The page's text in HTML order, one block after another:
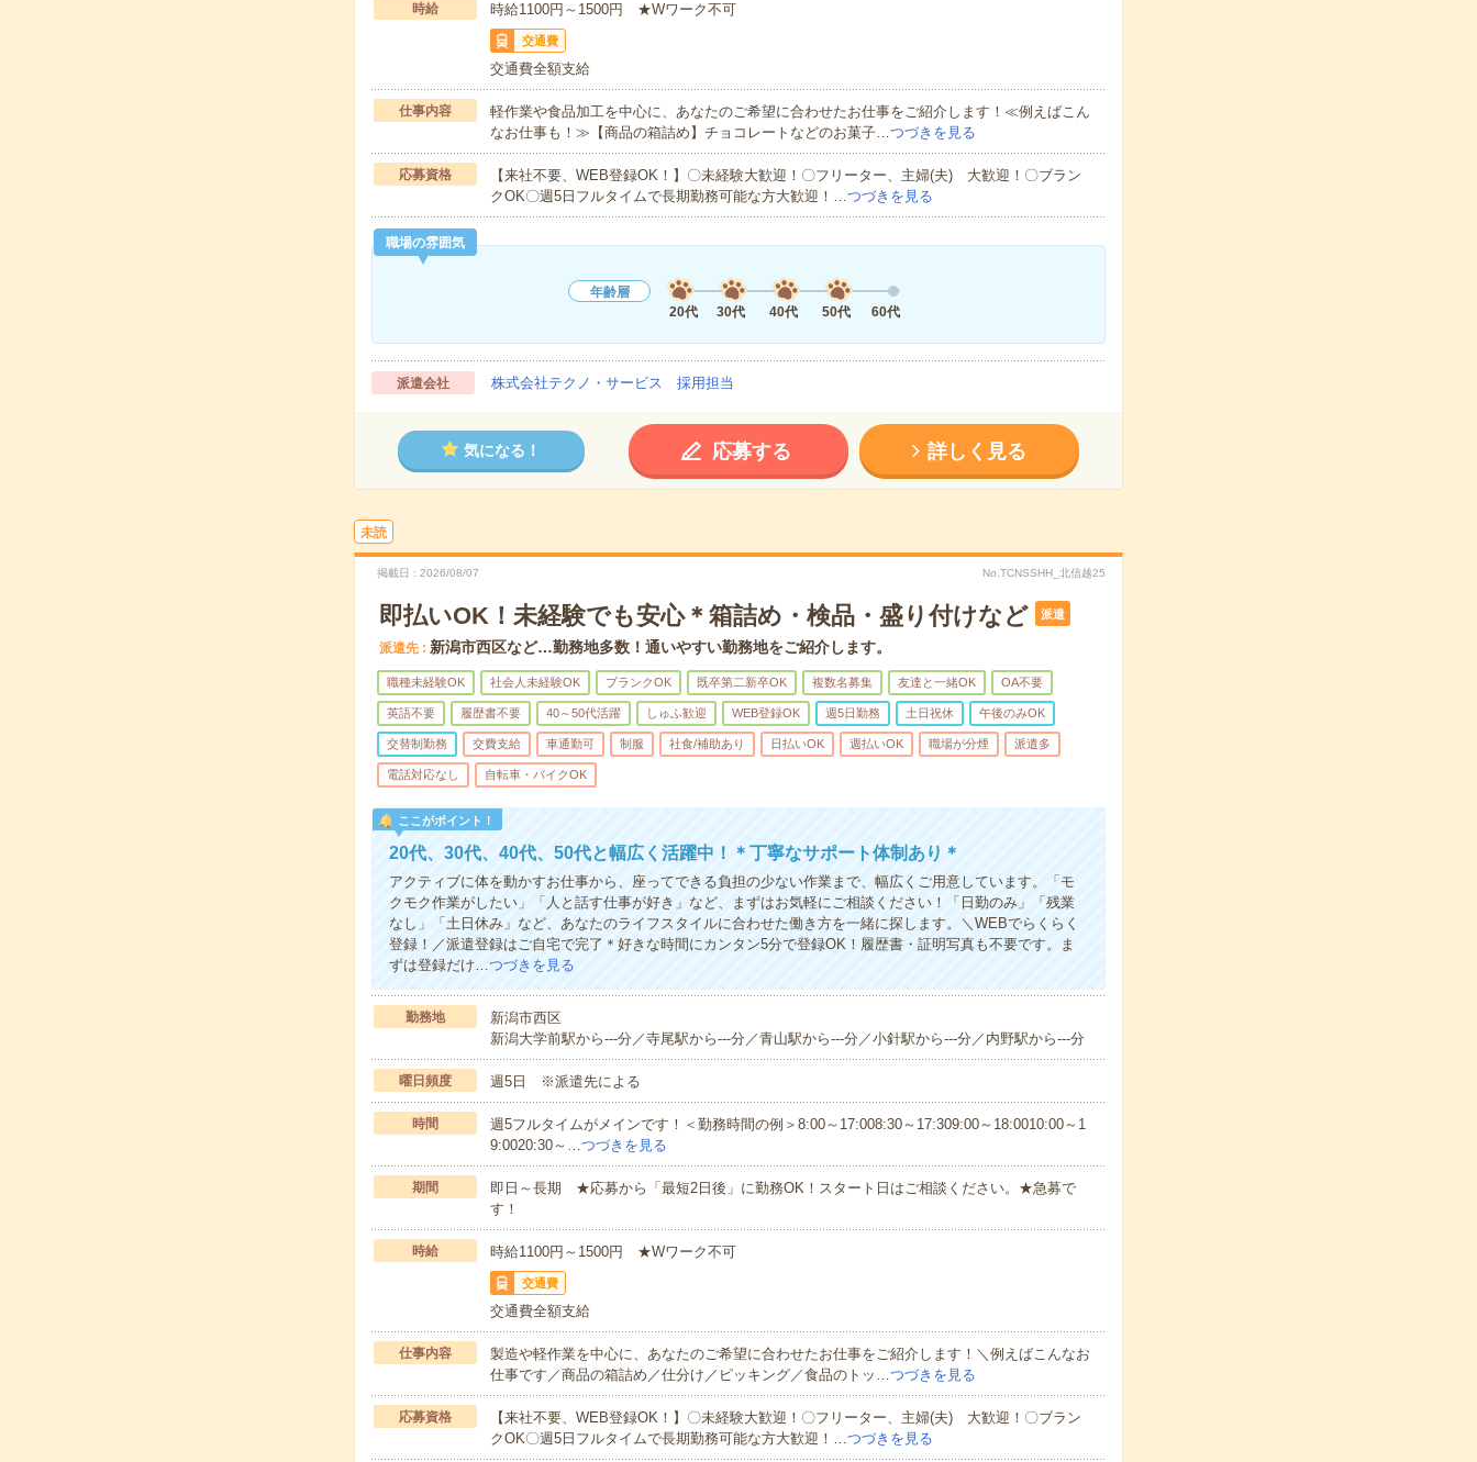
時給 時給1100円～1500円 ★Wワーク不可
交通費
交通費全額支給
仕事内容
軽作業や食品加工を中心に、あなたのご希望に合わせたお仕事をご紹介します！≪例えばこん
なお仕事も！≫【商品の箱詰め】チョコレートなどのお菓子…つづきを見る
応募資格
【来社不要、WEB登録OK！】〇未経験大歓迎！〇フリーター、主婦(夫) 大歓迎！〇ブラン
クOK〇週5日フルタイムで長期勤務可能な方大歓迎！…つづきを見る
職場の雰囲気
年齢層
20代
30代 40代 50代 60代
派遣会社 株式会社テクノ・サービス 採用担当
気になる！ 応募する 詳しく見る
未読
掲載日 2026/08/07 No.TCNSSHH_北信越25
即払いOK！未経験でも安心＊箱詰め・検品・盛り付けなど 派遣
派遣先 新潟市西区など…勤務地多数！通いやすい勤務地をご紹介します。
職種未経験OK 社会人未経験OK ブランクOK 既卒第二新卒OK 複数名募集 友達と一緒OK OA不要
英語不要 履歴書不要 40～50代活躍 しゅふ歓迎 WEB登録OK 週5日勤務 土日祝休 午後のみOK
交替制勤務 交費支給 車通勤可 制服 社食/補助あり 日払いOK 週払いOK 職場が分煙 派遣多
電話対応なし 自転車・バイクOK
ここがポイント！
20代、30代、40代、50代と幅広く活躍中！＊丁寧なサポート体制あり＊
アクティブに体を動かすお仕事から、座ってできる負担の少ない作業まで、幅広くご用意しています。「モ
クモク作業がしたい」「人と話す仕事が好き」など、まずはお気軽にご相談ください！「日勤のみ」「残業
なし」「土日休み」など、あなたのライフスタイルに合わせた働き方を一緒に探します。＼WEBでらくらく
登録！／派遣登録はご自宅で完了＊好きな時間にカンタン5分で登録OK！履歴書・証明写真も不要です。ま
ずは登録だけ…つづきを見る
勤務地
新潟市西区
新潟大学前駅から---分／寺尾駅から---分／青山駅から---分／小針駅から---分／内野駅から---分
曜日頻度 週5日 ※派遣先による
時間
週5フルタイムがメインです！＜勤務時間の例＞8:00～17:008:30～17:309:00～18:0010:00～1
9:0020:30～…つづきを見る
期間
即日～長期 ★応募から「最短2日後」に勤務OK！スタート日はご相談ください。★急募で
す！
時給 時給1100円～1500円 ★Wワーク不可
交通費
交通費全額支給
仕事内容
製造や軽作業を中心に、あなたのご希望に合わせたお仕事をご紹介します！＼例えばこんなお
仕事です／商品の箱詰め／仕分け／ピッキング／食品のトッ…つづきを見る
応募資格
【来社不要、WEB登録OK！】〇未経験大歓迎！〇フリーター、主婦(夫) 大歓迎！〇ブラン
クOK〇週5日フルタイムで長期勤務可能な方大歓迎！…つづきを見る